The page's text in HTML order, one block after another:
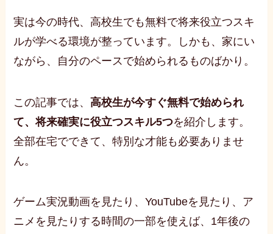
実は今の時代、高校生でも無料で将来役立つスキ
ルが学べる環境が整っています。しかも、家にい
ながら、自分のペースで始められるものばかり。
この記事では、高校生が今すぐ無料で始められ
て、将来確実に役立つスキル5つを紹介します。
全部在宅でできて、特別な才能も必要ありませ
ん。
ゲーム実況動画を見たり、YouTubeを見たり、ア
ニメを見たりする時間の一部を使えば、1年後の